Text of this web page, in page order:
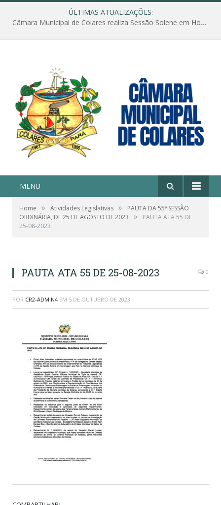
ÚLTIMAS ATUALIZAÇÕES:
Câmara Municipal de Colares realiza Sessão Solene em Homenagem ao Dia das Mães
MENU
Home » Atividades Legislativas »
PAUTA DA 55ª SESSÃO
ORDINÁRIA, DE 25 DE AGOSTO DE 2023
»
PAUTA ATA 55 DE
25-08-2023
PAUTA ATA 55 DE 25-08-2023 0
POR CR2-ADMIN4 EM 5 DE OUTUBRO DE 2023